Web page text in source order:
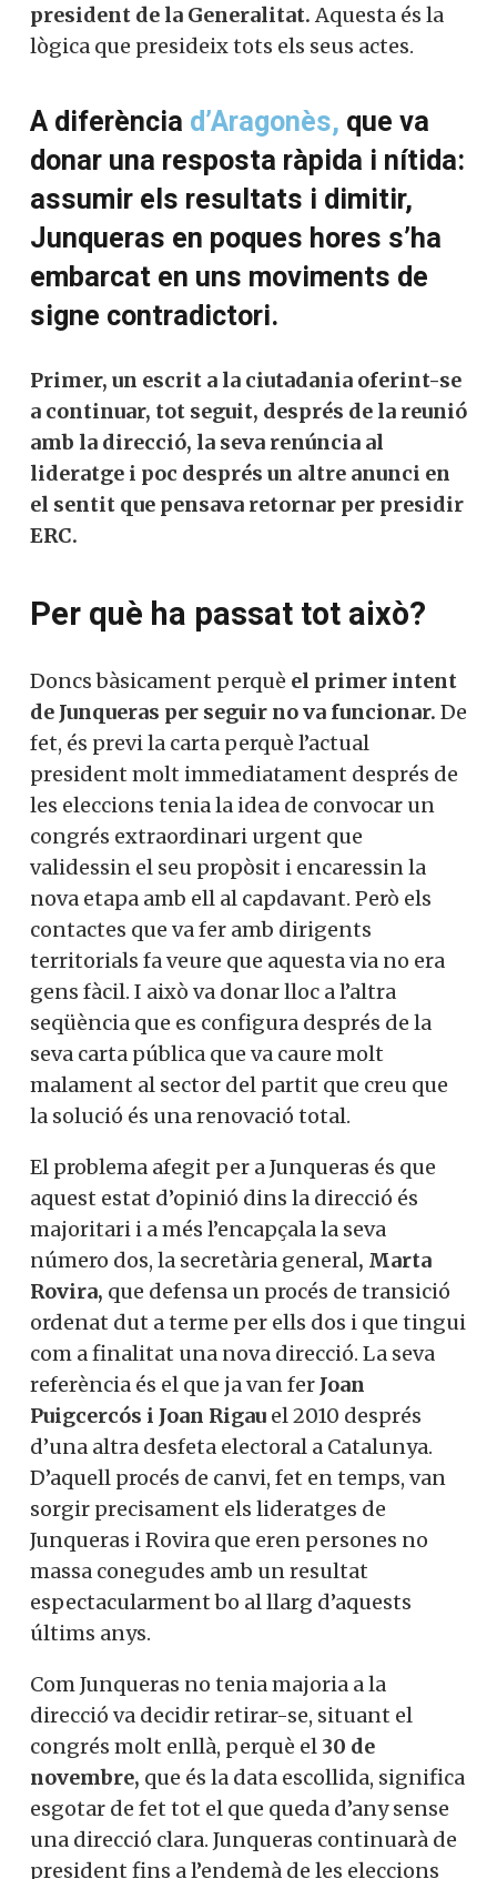
president de la Generalitat. Aquesta és la
lògica que presideix tots els seus actes.
A diferència d’Aragonès, que va
donar una resposta ràpida i nítida:
assumir els resultats i dimitir,
Junqueras en poques hores s’ha
embarcat en uns moviments de
signe contradictori.
Primer, un escrit a la ciutadania oferint-se
a continuar, tot seguit, després de la reunió
amb la direcció, la seva renúncia al
lideratge i poc després un altre anunci en
el sentit que pensava retornar per presidir
ERC.
Per què ha passat tot això?
Doncs bàsicament perquè el primer intent
de Junqueras per seguir no va funcionar. De
fet, és previ la carta perquè l’actual
president molt immediatament després de
les eleccions tenia la idea de convocar un
congrés extraordinari urgent que
validessin el seu propòsit i encaressin la
nova etapa amb ell al capdavant. Però els
contactes que va fer amb dirigents
territorials fa veure que aquesta via no era
gens fàcil. I això va donar lloc a l’altra
seqüència que es configura després de la
seva carta pública que va caure molt
malament al sector del partit que creu que
la solució és una renovació total.
El problema afegit per a Junqueras és que
aquest estat d’opinió dins la direcció és
majoritari i a més l’encapçala la seva
número dos, la secretària general, Marta
Rovira, que defensa un procés de transició
ordenat dut a terme per ells dos i que tingui
com a finalitat una nova direcció. La seva
referència és el que ja van fer Joan
Puigcercós i Joan Rigau el 2010 després
d’una altra desfeta electoral a Catalunya.
D’aquell procés de canvi, fet en temps, van
sorgir precisament els lideratges de
Junqueras i Rovira que eren persones no
massa conegudes amb un resultat
espectacularment bo al llarg d’aquests
últims anys.
Com Junqueras no tenia majoria a la
direcció va decidir retirar-se, situant el
congrés molt enllà, perquè el 30 de
novembre, que és la data escollida, significa
esgotar de fet tot el que queda d’any sense
una direcció clara. Junqueras continuarà de
president fins a l’endemà de les eleccions